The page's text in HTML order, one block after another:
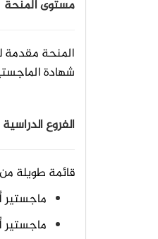
مستوى المنحة
المنحة مقدمة
شهادة
الفروع
قائمة طويلة
ماجستير
ماجستير